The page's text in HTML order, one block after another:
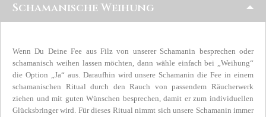
Schamanische Weihung
Wenn Du Deine Fee aus Filz von unserer Schamanin besprechen oder
schamanisch weihen lassen möchten, dann wähle einfach bei „Weihung“
die Option „Ja“ aus. Daraufhin wird unsere Schamanin die Fee in einem
schamanischen Ritual durch den Rauch von passendem Räucherwerk
ziehen und mit guten Wünschen besprechen, damit er zum individuellen
Glücksbringer wird. Für dieses Ritual nimmt sich unsere Schamanin immer